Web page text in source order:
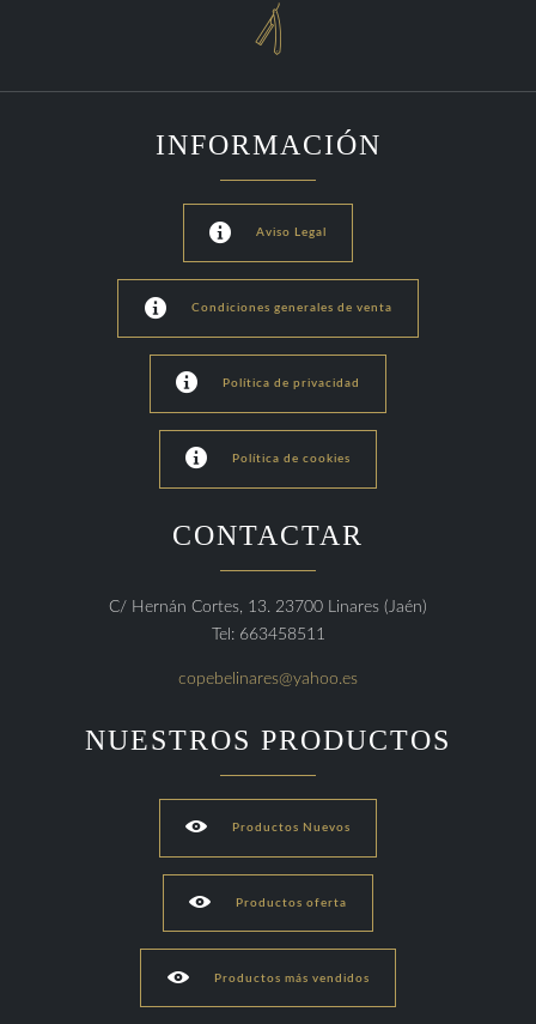

INFORMACIÓN
 Aviso Legal
 Condiciones generales de venta
 Política de privacidad
 Política de cookies
CONTACTAR
C/ Hernán Cortes, 13. 23700 Linares (Jaén)
Tel: 663458511
copebelinares@yahoo.es
NUESTROS PRODUCTOS
 Productos Nuevos
 Productos oferta
 Productos más vendidos